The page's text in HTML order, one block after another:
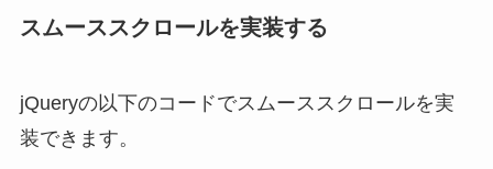
スムーススクロールを実装する
jQueryの以下のコードでスムーススクロールを実
装できます。